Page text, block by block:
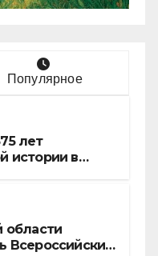
Популярное
лет
истории в
области
Всероссийские